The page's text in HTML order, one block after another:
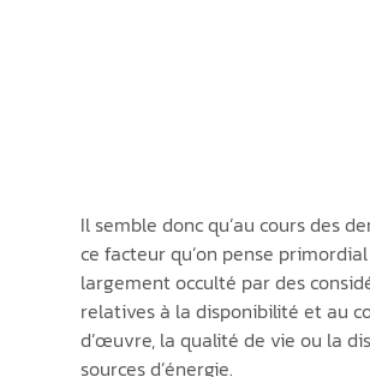
Il semble donc qu’au cours des
ce facteur qu’on pense
largement occulté par des
relatives à la disponibilité et au
d’œuvre, la qualité de vie ou la
sources d’énergie.